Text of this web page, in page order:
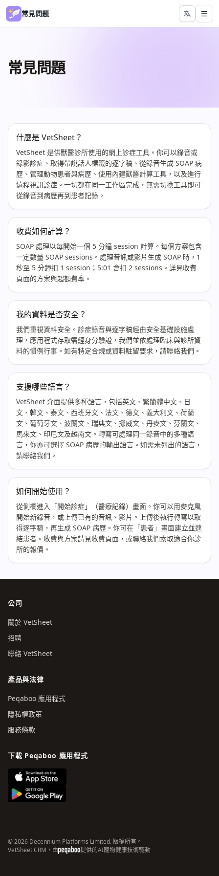
常見問題
常見問題
什麼是 VetSheet？
VetSheet 是供獸醫診所使用的網上診症工具。你可以錄音或
錄影診症、取得帶說話人標籤的逐字稿、從錄音生成 SOAP 病
歷、管理動物患者與病歷、使用內建獸醫計算工具，以及進行
遠程視訊診症。一切都在同一工作區完成，無需切換工具即可
從錄音到病歷再到患者記錄。
收費如何計算？
SOAP 處理以每開始一個 5 分鐘 session 計算。每個方案包含
一定數量 SOAP sessions。處理音訊或影片生成 SOAP 時，1
秒至 5 分鐘扣 1 session；5:01 會扣 2 sessions。詳見收費
頁面的方案與超額費率。
我的資料是否安全？
我們重視資料安全。診症錄音與逐字稿經由安全基礎設施處
理，應用程式存取需經身分驗證，我們並依處理臨床與診所資
料的慣例行事。如有特定合規或資料駐留要求，請聯絡我們。
支援哪些語言？
VetSheet 介面提供多種語言，包括英文、繁簡體中文、日
文、韓文、泰文、西班牙文、法文、德文、義大利文、荷蘭
文、葡萄牙文、波蘭文、瑞典文、挪威文、丹麥文、芬蘭文、
馬來文、印尼文及越南文。轉寫可處理同一錄音中的多種語
言，你亦可選擇 SOAP 病歷的輸出語言。如需未列出的語言，
請聯絡我們。
如何開始使用？
從側欄進入「開始診症」（醫療記錄）畫面。你可以用麥克風
開始新錄音，或上傳已有的音訊、影片。上傳後執行轉寫以取
得逐字稿，再生成 SOAP 病歷。你可在「患者」畫面建立並連
結患者。收費與方案請見收費頁面，或聯絡我們索取適合你診
所的報價。
公司
關於 VetSheet
招聘
聯絡 VetSheet
產品與法律
Peqaboo 應用程式
隱私權政策
服務條款
下載 Peqaboo 應用程式
© 2026 Decennium Platforms Limited. 版權所有。
VetSheet CRM，由
提供的AI寵物健康技術驅動